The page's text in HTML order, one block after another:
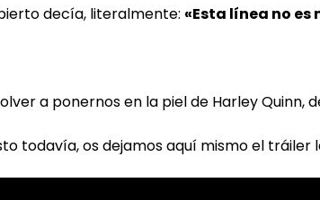
decía, literalmente: «Esta línea no es
a ponernos en la piel de Harley Quinn,
todavía, os dejamos aquí mismo el